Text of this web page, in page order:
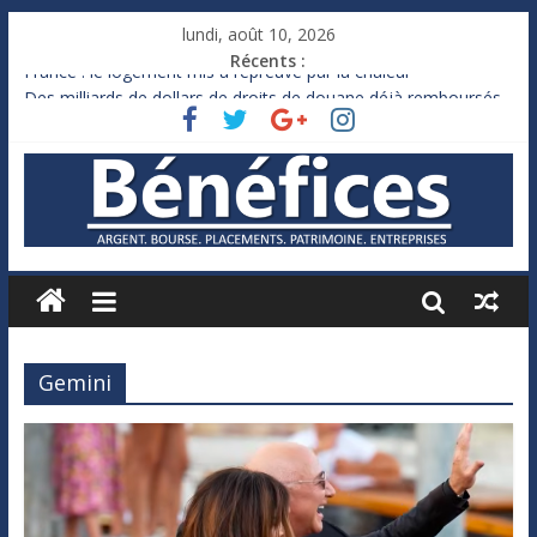
lundi, août 10, 2026
Récents :
France : le logement mis à l’épreuve par la chaleur
Des milliards de dollars de droits de douane déjà remboursés
Royaume-Uni : Andy Burnham recule sur l’impôt
Xavier Niel, le milliardaire qui ne touche presque rien
Ruée des fortunes russes vers l’étranger
Gemini